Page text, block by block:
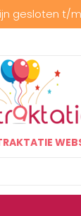
gesloten t/